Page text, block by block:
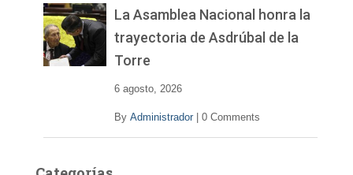
La Asamblea Nacional honra la
trayectoria de Asdrúbal de la
Torre
6 agosto, 2026
By Administrador 0 Comments